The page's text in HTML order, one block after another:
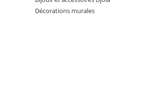
Décorations murales